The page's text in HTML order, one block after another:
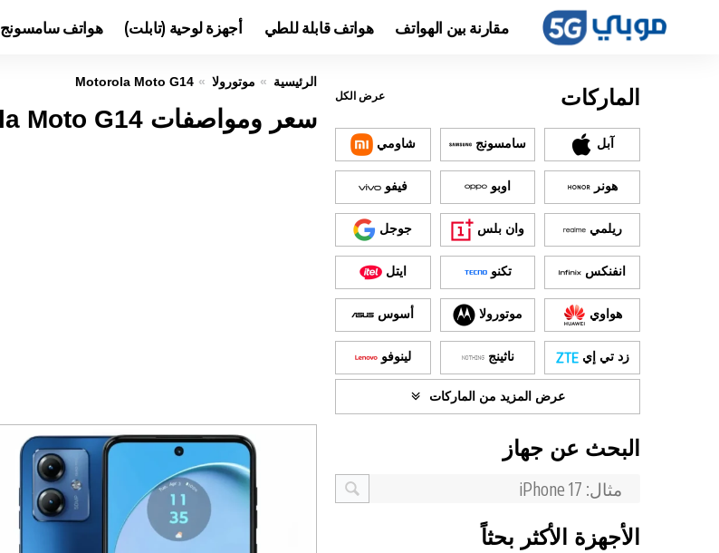
مقارنة بين الهواتف هواتف قابلة للطي أجهزة لوحية (تابلت) هواتف سامسونج
الرئيسية موتورولا Motorola Moto G14
سعر ومواصفات Motorola Moto G14 عيوب ومميزات
الماركات عرض الكل
آبل سامسونج شاومي
هونر اوبو فيفو
ريلمي وان بلس جوجل
انفنكس تكنو ايتل
هواوي موتورولا أسوس
زد تي إي ناثينج لينوفو
عرض المزيد من الماركات
البحث عن جهاز
الأجهزة الأكثر بحثاً